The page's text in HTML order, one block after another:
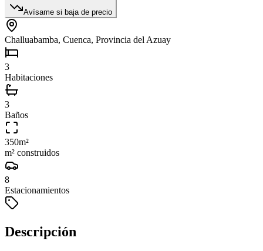
Avísame si baja de precio
Challuabamba, Cuenca, Provincia del Azuay
3
Habitaciones
3
Baños
350m²
m² construidos
8
Estacionamientos
Descripción